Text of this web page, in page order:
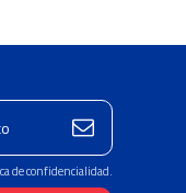
de confidencialidad.